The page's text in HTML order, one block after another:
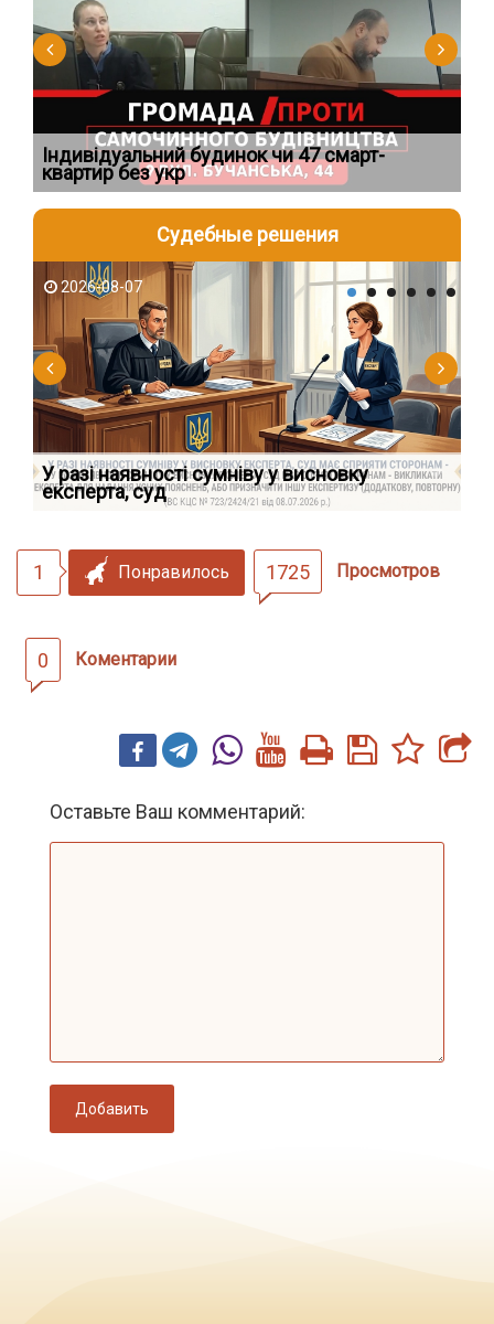
Індивідуальний будинок чи 47 смарт-
квартир без укр
Судебные решения
2026-08-07
У разі наявності сумніву у висновку
експерта, суд
1 Понравилось 1725 Просмотров
0 Коментарии
Оставьте Ваш комментарий:
Добавить